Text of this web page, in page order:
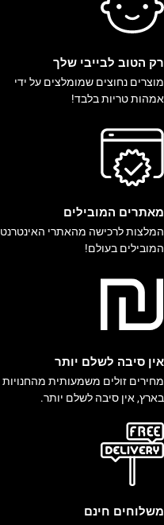
רק הטוב לבייבי שלך
מוצרים נחוצים שמומלצים על ידי
אמהות טריות בלבד!
מאתרים המובילים
המלצות לרכישה מהאתרי האינטרנט
המובילים בעולם!
אין סיבה לשלם יותר
מחירים זולים משמעותית מהחנויות
בארץ, אין סיבה לשלם יותר.
משלוחים חינם